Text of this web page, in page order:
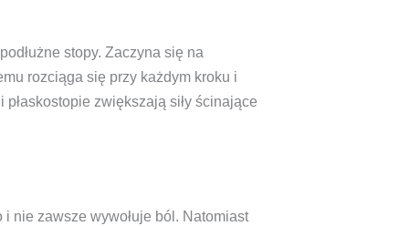
stopy. Zaczyna się na
rozciąga się przy każdym kroku i
zwiększają siły ścinające
nie zawsze wywołuje ból. Natomiast